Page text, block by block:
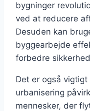
bygninger
ved at reducere
Desuden kan
byggearbejde
forbedre
Det er også
urbanisering
mennesker, der